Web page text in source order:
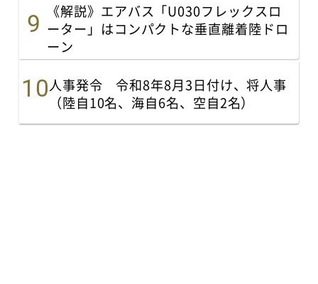
《解説》エアバス「U030フレックスロ
ーター」はコンパクトな垂直離着陸ドロ
ーン
人事発令 令和8年8月3日付け、将人事
（陸自10名、海自6名、空自2名）